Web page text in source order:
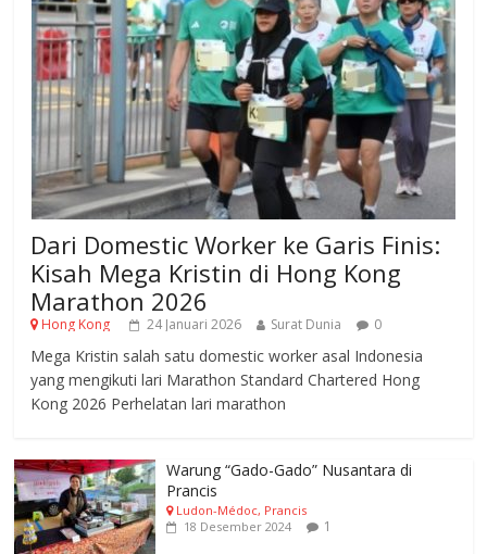
Dari Domestic Worker ke Garis Finis:
Kisah Mega Kristin di Hong Kong
Marathon 2026
Hong Kong 24 Januari 2026 Surat Dunia 0
Mega Kristin salah satu domestic worker asal Indonesia
yang mengikuti lari Marathon Standard Chartered Hong
Kong 2026 Perhelatan lari marathon
Warung “Gado-Gado” Nusantara di
Prancis
Ludon-Médoc, Prancis
18 Desember 2024
1